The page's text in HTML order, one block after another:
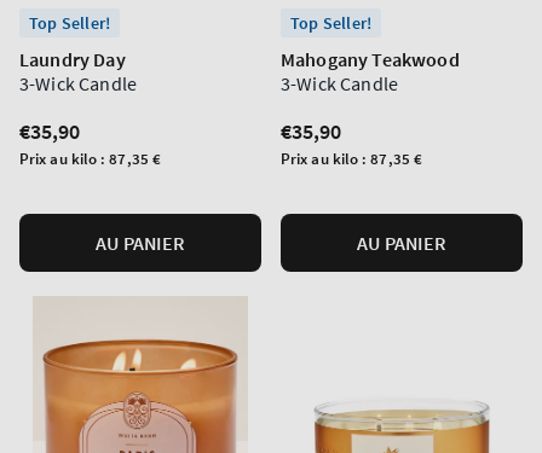
Top Seller!
Laundry Day
3-Wick Candle
Prix
normal
€35,90
Prix
Prix au kilo :87,35 €
AU PANIER
Top Seller!
Mahogany Teakwood
3-Wick Candle
Prix
normal
€35,90
Prix
Prix au kilo :87,35 €
AU PANIER